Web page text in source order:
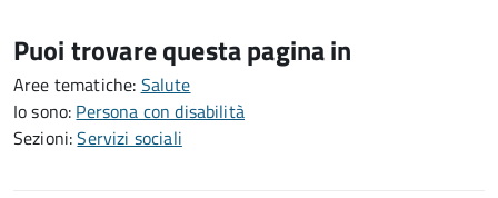
Puoi trovare questa pagina in
Aree tematiche: Salute
Io sono: Persona con disabilità
Sezioni:Servizi sociali